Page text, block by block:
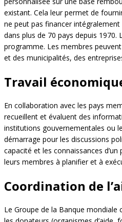
existant. Cela leur permet de
ne peut pas financer
dans plus de 70 pays depuis
programme. Les membres
et des municipalités, des
Travail
En collaboration avec les pays
recueillent et évaluent des
institutions gouvernementales ou
démarrage pour les discussions
capacité et les connaissances
leurs membres à planifier et à
Coordination de
Le Groupe de la Banque mondiale